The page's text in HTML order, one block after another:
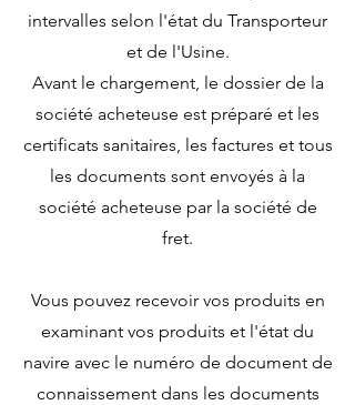
intervalles selon l'état du Transporteur
et de l'Usine.
Avant le chargement, le dossier de la
société acheteuse est préparé et les
certificats sanitaires, les factures et tous
les documents sont envoyés à la
société acheteuse par la société de
fret.
Vous pouvez recevoir vos produits en
examinant vos produits et l'état du
navire avec le numéro de document de
connaissement dans les documents